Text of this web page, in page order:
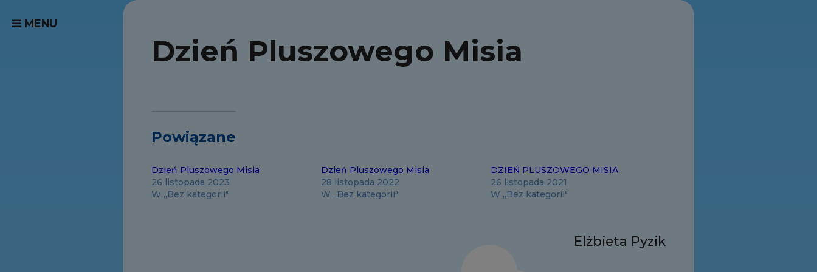
MENU
Dzień Pluszowego Misia
Powiązane
Dzień Pluszowego Misia
26 listopada 2023
W „Bez kategorii"
Dzień Pluszowego Misia
28 listopada 2022
W „Bez kategorii"
DZIEŃ PLUSZOWEGO MISIA
26 listopada 2021
W „Bez kategorii"
Elżbieta Pyzik